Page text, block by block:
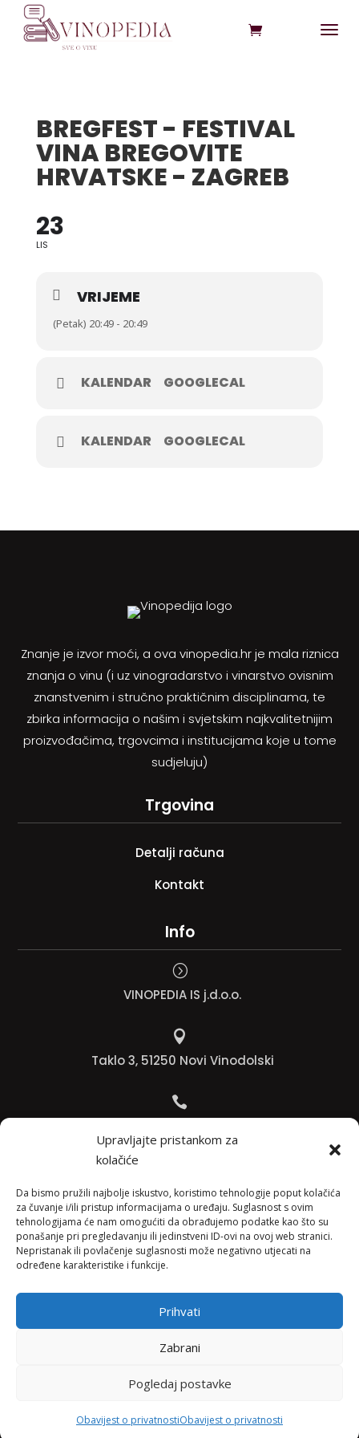
Upravljajte pristankom za
kolačiće
Da bismo pružili najbolje iskustvo, koristimo tehnologije poput kolačića
za čuvanje i/ili pristup informacijama o uređaju. Suglasnost s ovim
tehnologijama će nam omogućiti da obrađujemo podatke kao što su
ponašanje pri pregledavanju ili jedinstveni ID-ovi na ovoj web stranici.
Nepristanak ili povlačenje suglasnosti može negativno utjecati na
određene karakteristike i funkcije.
Prihvati
Zabrani
Pogledaj postavke
Obavijest o privatnostiObavijest o privatnosti
BREGFEST - FESTIVAL
VINA BREGOVITE
HRVATSKE - ZAGREB
23
LIS
VRIJEME
(Petak) 20:49 - 20:49
KALENDAR GOOGLECAL
KALENDAR GOOGLECAL
Znanje je izvor moći, a ova vinopedia.hr je mala riznica
znanja o vinu (i uz vinogradarstvo i vinarstvo ovisnim
znanstvenim i stručno praktičnim disciplinama, te
zbirka informacija o našim i svjetskim najkvalitetnijim
proizvođačima, trgovcima i institucijama koje u tome
sudjeluju)
Trgovina
Detalji računa
Kontakt
Info
=
VINOPEDIA IS j.d.o.o.

Taklo 3, 51250 Novi Vinodolski

Jadranko +385 91 501 4218

info@vinopedia.hr
© 2023, Vinopedia, sva prava sadržana / Web by
Negactive